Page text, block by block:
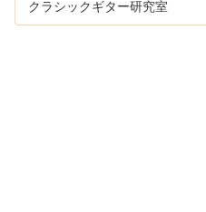
ギターリフトと
クラシックギター研究室